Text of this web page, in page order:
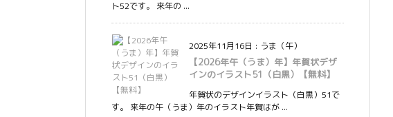
ト52です。 来年の ...
2025年11月16日 : うま（午）
【2026年午（うま）年】年賀状デザ
インのイラスト51（白黒）【無料】
年賀状のデザインイラスト（白黒）51で
す。 来年の午（うま）年のイラスト年賀はが ...